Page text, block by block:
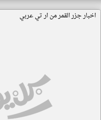
اخبار جزر القمر من ار تي عربي